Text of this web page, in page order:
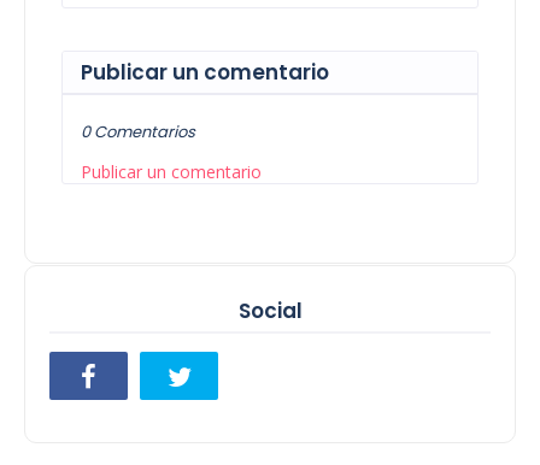
Publicar un comentario
0 Comentarios
Publicar un comentario
Social